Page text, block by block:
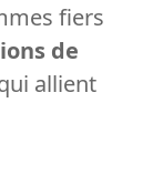
fiers
de
allient